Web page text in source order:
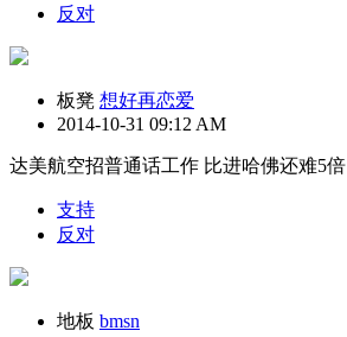
反对
板凳 想好再恋爱
2014-10-31 09:12 AM
达美航空招普通话工作 比进哈佛还难5倍
支持
反对
地板 bmsn